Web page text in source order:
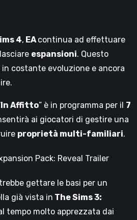
4, EAcontinua ad effettuare
espansioni. Questo
costante evoluzione e ancora
In Affitto” è in programma per il 7
ai giocatori di gestire una
proprietà multi-familiari.
Pack: Reveal Trailer
gettare le basi per un
già vista in The Sims 3:
tempo molto apprezzata dai